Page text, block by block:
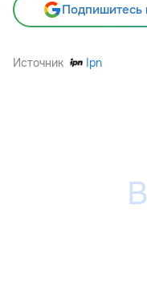
Подпишитесь
Источник Ipn